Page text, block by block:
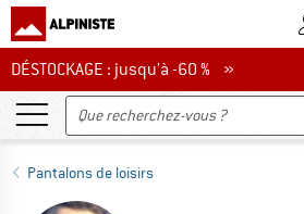
DÉSTOCKAGE : jusqu'à -60 %
DÉSTOCKAGE : jusqu'à -60 % »
Pantalons de loisirs